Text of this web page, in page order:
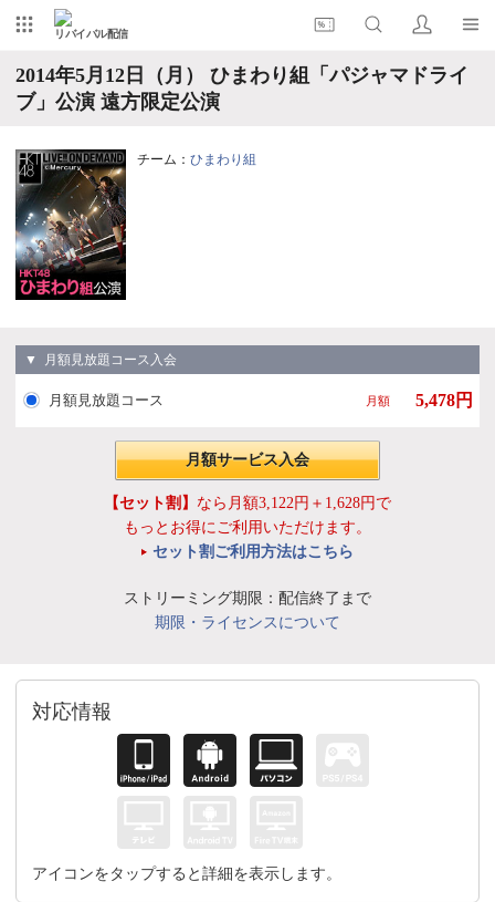
リバイバル配信
2014年5月12日（月） ひまわり組「パジャマドライ
ブ」公演 遠方限定公演
チーム： ひまわり組
▼ 月額見放題コース入会
月額見放題コース 月額 5,478円
月額サービス入会
【セット割】 なら月額3,122円＋1,628円で
もっとお得にご利用いただけます。
セット割ご利用方法はこちら
ストリーミング期限：配信終了まで
期限・ライセンスについて
対応情報
アイコンをタップすると詳細を表示します。